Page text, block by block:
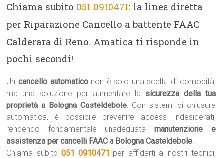
Chiama subito 051 0910471: la linea diretta
per Riparazione Cancello a battente FAAC
Calderara di Reno. Amatica ti risponde in
pochi secondi!
Uncancello automaticonon è solo una scelta di comodità,
ma una soluzione per aumentare la sicurezza della tua
proprietà a Bologna Casteldebole. Con sistemi di chiusura
automatica, è possibile prevenire accessi indesiderati,
rendendo fondamentale unadeguatamanutenzione e
assistenza per cancelli FAAC a Bologna Casteldebole.
Chiama subito 051 0910471 per affidarti ai nostri tecnici,